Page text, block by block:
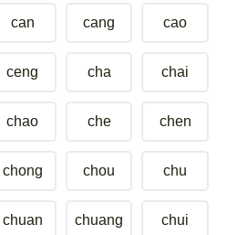
can cang cao
ceng cha chai
chao che chen
chong chou chu
chuan chuang chui